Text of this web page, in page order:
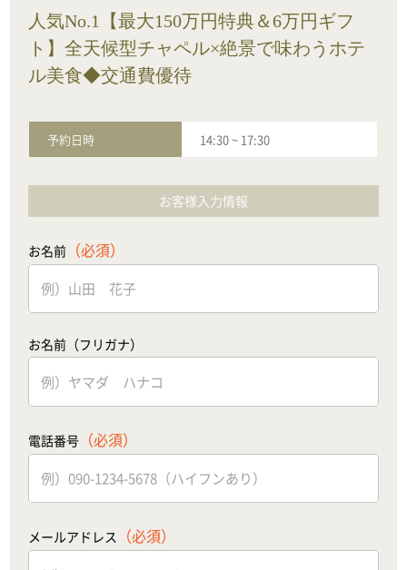
人気No.1【最大150万円特典＆6万円ギフ
ト】全天候型チャペル×絶景で味わうホテ
ル美食◆交通費優待
予約日時 14:30~ 17:30
お客様入力情報
お名前 （必須）
お名前（フリガナ）
電話番号 （必須）
メールアドレス （必須）